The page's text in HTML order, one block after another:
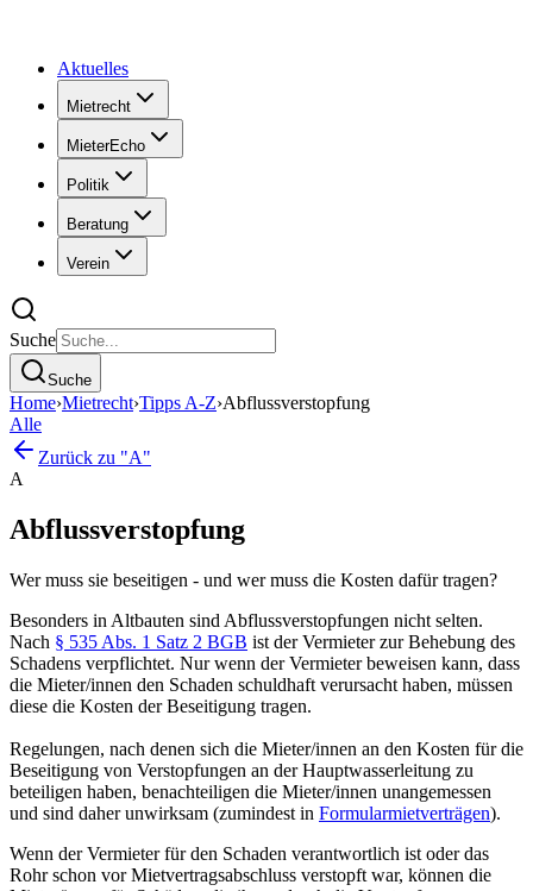
Aktuelles
Mietrecht
MieterEcho
Politik
Beratung
Verein
Suche
Suche
Home›Mietrecht›Tipps A-Z›Abflussverstopfung
Alle
Zurück zu "A"
A
Abflussverstopfung
Wer muss sie beseitigen - und wer muss die Kosten dafür tragen?
Besonders in Altbauten sind Abflussverstopfungen nicht selten.
Nach § 535 Abs. 1 Satz 2 BGB ist der Vermieter zur Behebung des
Schadens verpflichtet. Nur wenn der Vermieter beweisen kann, dass
die Mieter/innen den Schaden schuldhaft verursacht haben, müssen
diese die Kosten der Beseitigung tragen.
Regelungen, nach denen sich die Mieter/innen an den Kosten für die
Beseitigung von Verstopfungen an der Hauptwasserleitung zu
beteiligen haben, benachteiligen die Mieter/innen unangemessen
und sind daher unwirksam (zumindest in Formularmietverträgen).
Wenn der Vermieter für den Schaden verantwortlich ist oder das
Rohr schon vor Mietvertragsabschluss verstopft war, können die